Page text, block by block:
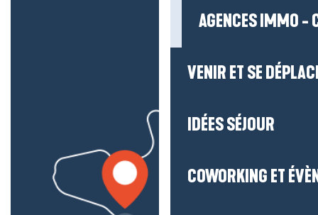
AGENCES IMMO -
VENIR ET SE
IDÉES SÉJOUR
COWORKING ET